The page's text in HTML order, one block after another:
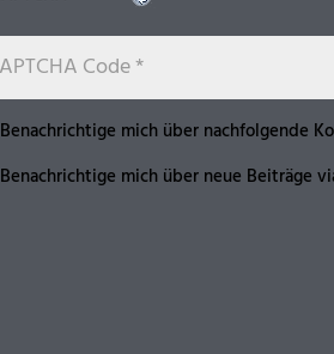
Benachrichtige mich über nachfolgende
Benachrichtige mich über neue Beiträge